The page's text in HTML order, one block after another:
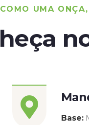
UMA
Base: